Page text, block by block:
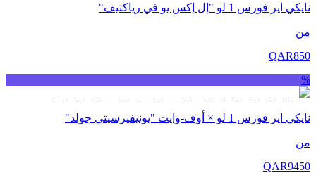
نايكي اير فورس 1 لو "إل إكس يو في رياكتيف"
من
QAR850
%
نايكي اير فورس 1 لو × أوف-وايت "يونيفيرسيتي جولد"
من
QAR9450